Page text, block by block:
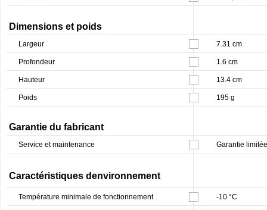
Dimensions et poids
Largeur 7.31 cm
Profondeur 1.6 cm
Hauteur 13.4 cm
Poids 195 g
Garantie du fabricant
Service et maintenance Garantie
Caractéristiques denvironnement
Température minimale de fonctionnement -10 °C